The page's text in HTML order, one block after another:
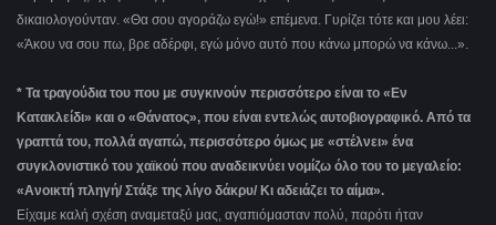
δικαιολογούνταν. «Θα σου αγοράζω εγώ!» επέμενα. Γυρίζει τότε και μου λέει:
«Άκου να σου πω, βρε αδέρφι, εγώ μόνο αυτό που κάνω μπορώ να κάνω...».
* Τα τραγούδια του που με συγκινούν περισσότερο είναι το «Εν
Κατακλείδι» και ο «Θάνατος», που είναι εντελώς αυτοβιογραφικό. Από τα
γραπτά του, πολλά αγαπώ, περισσότερο όμως με «στέλνει» ένα
συγκλονιστικό του χαϊκού που αναδεικνύει νομίζω όλο του το μεγαλείο:
«Ανοικτή πληγή/ Στάξε της λίγο δάκρυ/ Κι αδειάζει το αίμα».
Είχαμε καλή σχέση αναμεταξύ μας, αγαπιόμασταν πολύ, παρότι ήταν